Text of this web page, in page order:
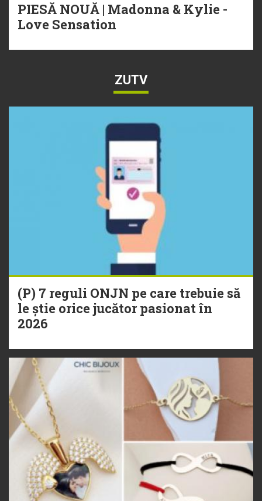
PIESĂ NOUĂ | Madonna & Kylie -
Love Sensation
ZUTV
(P) 7 reguli ONJN pe care trebuie să
le știe orice jucător pasionat în
2026